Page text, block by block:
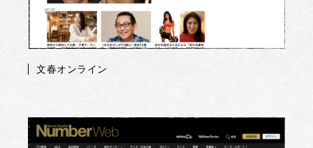
文春オンライン